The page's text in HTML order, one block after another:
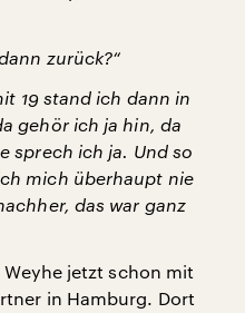
zurück?“
19 stand ich dann in
gehör ich ja hin, da
sprech ich ja. Und so
mich überhaupt nie
das war ganz
jetzt schon mit
in Hamburg. Dort